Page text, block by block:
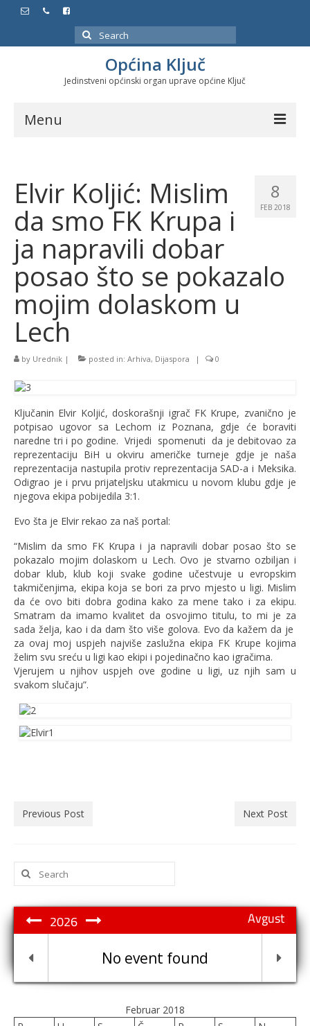
Search
for:
Općina Ključ
Jedinstveni općinski organ uprave općine Ključ
Menu
Službeni glasnici
Javne nabavke
Značajni datumi i manifestacije
Program energetske efikasnosti u stambenom
sektoru
8
FEB 2018
Elvir Koljić: Mislim
da smo FK Krupa i
ja napravili dobar
posao što se pokazalo
mojim dolaskom u
Lech
by Urednik | posted in: Arhiva, Dijaspora | 0
Ključanin Elvir Koljić, doskorašnji igrač FK Krupe, zvanično je
potpisao ugovor sa Lechom iz Poznana, gdje će boraviti
naredne tri i po godine. Vrijedi spomenuti da je debitovao za
reprezentaciju BiH u okviru američke turneje gdje je naša
reprezentacija nastupila protiv reprezentacija SAD-a i Meksika.
Odigrao je i prvu prijateljsku utakmicu u novom klubu gdje je
njegova ekipa pobijedila 3:1.
Evo šta je Elvir rekao za naš portal:
“Mislim da smo FK Krupa i ja napravili dobar posao što se
pokazalo mojim dolaskom u Lech. Ovo je stvarno ozbiljan i
dobar klub, klub koji svake godine učestvuje u evropskim
takmičenjima, ekipa koja se bori za prvo mjesto u ligi. Mislim
da će ovo biti dobra godina kako za mene tako i za ekipu.
Smatram da imamo kvalitet da osvojimo titulu, to mi je za
sada želja, kao i da dam što više golova. Evo da kažem da je
za ovaj moj uspjeh najviše zaslužna ekipa FK Krupe kojima
želim svu sreću u ligi kao ekipi i pojedinačno kao igračima.
Vjerujem u njihov uspjeh ove godine u ligi, uz njih sam u
svakom slučaju”.
Previous Post Next Post
Search
for:
Avgust
2026
No event found
Februar 2018